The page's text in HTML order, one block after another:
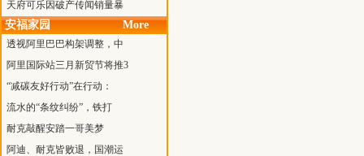
天府可乐因破产传闻销量暴
安福家园 More
透视阿里巴巴构架调整，中
阿里国际站三月新贸节将推3
“减碳友好行动”在行动：
流水的“条纹纠纷”，铁打
耐克敲醒安踏一哥美梦
阿迪、耐克皆败退，国潮运